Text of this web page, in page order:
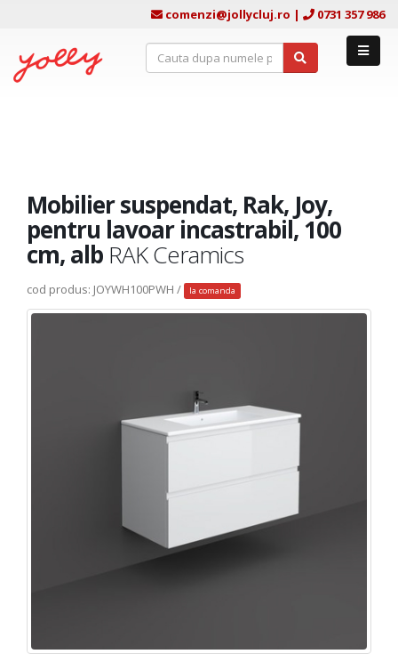
comenzi@jollycluj.ro | 0731 357 986
Mobilier suspendat, Rak, Joy,
pentru lavoar incastrabil, 100
cm, alb RAK Ceramics
cod produs: JOYWH100PWH / la comanda